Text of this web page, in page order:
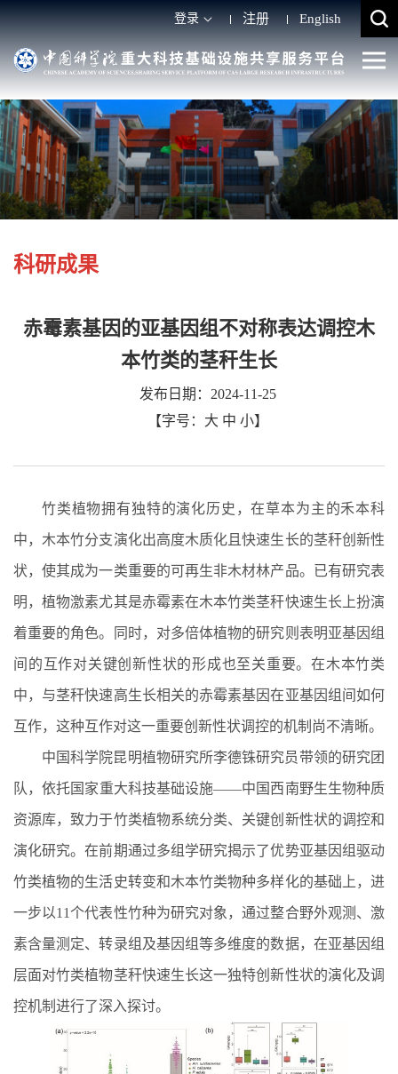
登录 注册 English
科研成果
赤霉素基因的亚基因组不对称表达调控木
本竹类的茎秆生长
发布日期：2024-11-25
【字号： 大 中 小】
竹类植物拥有独特的演化历史，在草本为主的禾本科
中，木本竹分支演化出高度木质化且快速生长的茎秆创新性
状，使其成为一类重要的可再生非木材林产品。已有研究表
明，植物激素尤其是赤霉素在木本竹类茎秆快速生长上扮演
着重要的角色。同时，对多倍体植物的研究则表明亚基因组
间的互作对关键创新性状的形成也至关重要。在木本竹类
中，与茎秆快速高生长相关的赤霉素基因在亚基因组间如何
互作，这种互作对这一重要创新性状调控的机制尚不清晰。
中国科学院昆明植物研究所李德铢研究员带领的研究团
队，依托国家重大科技基础设施——中国西南野生生物种质
资源库，致力于竹类植物系统分类、关键创新性状的调控和
演化研究。在前期通过多组学研究揭示了优势亚基因组驱动
竹类植物的生活史转变和木本竹类物种多样化的基础上，进
一步以11个代表性竹种为研究对象，通过整合野外观测、激
素含量测定、转录组及基因组等多维度的数据，在亚基因组
层面对竹类植物茎秆快速生长这一独特创新性状的演化及调
控机制进行了深入探讨。